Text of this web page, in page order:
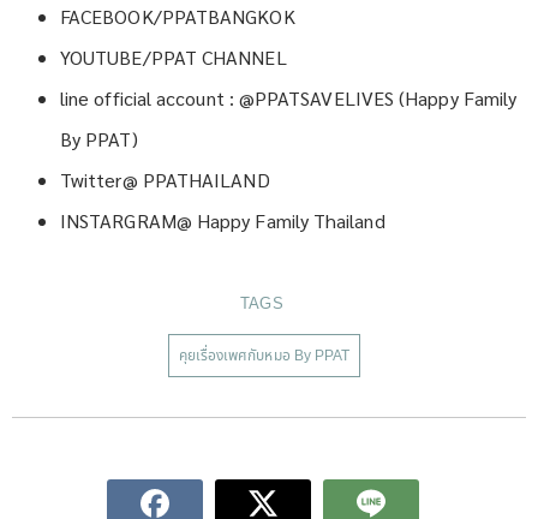
FACEBOOK/PPATBANGKOK
YOUTUBE/PPAT CHANNEL
line official account : @PPATSAVELIVES (Happy Family
By PPAT)
Twitter@ PPATHAILAND
INSTARGRAM@ Happy Family Thailand
TAGS
คุยเรื่องเพศกับหมอ By PPAT